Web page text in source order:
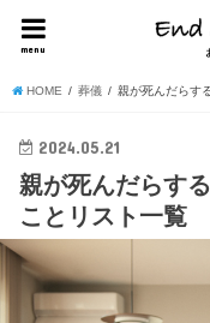
menu
HOME 葬儀 親が死んだらす
2024.05.21
親が死んだらす
ことリスト一覧